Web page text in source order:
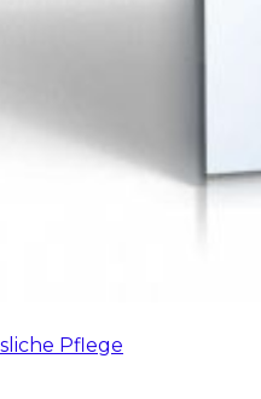
Pflege